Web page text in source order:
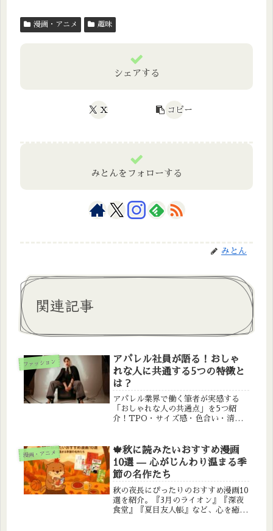
漫画・アニメ 趣味
シェアする
X コピー
みとんをフォローする
みとん
関連記事
ファッション
アパレル社員が語る！おしゃ
れな人に共通する5つの特徴と
は？
アパレル業界で働く筆者が実感する
「おしゃれな人の共通点」を5つ紹
介！TPO・サイズ感・色合い・清潔
ョン初心者にもおすすめ！
漫画・アニメ
🍁秋に読みたいおすすめ漫画
10選 — 心がじんわり温まる季
節の名作たち
秋の夜長にぴったりのおすすめ漫画10
選を紹介。『3月のライオン』『深夜
食堂』『夏目友人帳』など、心を癒